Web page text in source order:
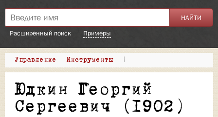
Расширенный поиск Примеры
Управление Инструменты |
Юдкин Георгий
Сергеевич (1902)